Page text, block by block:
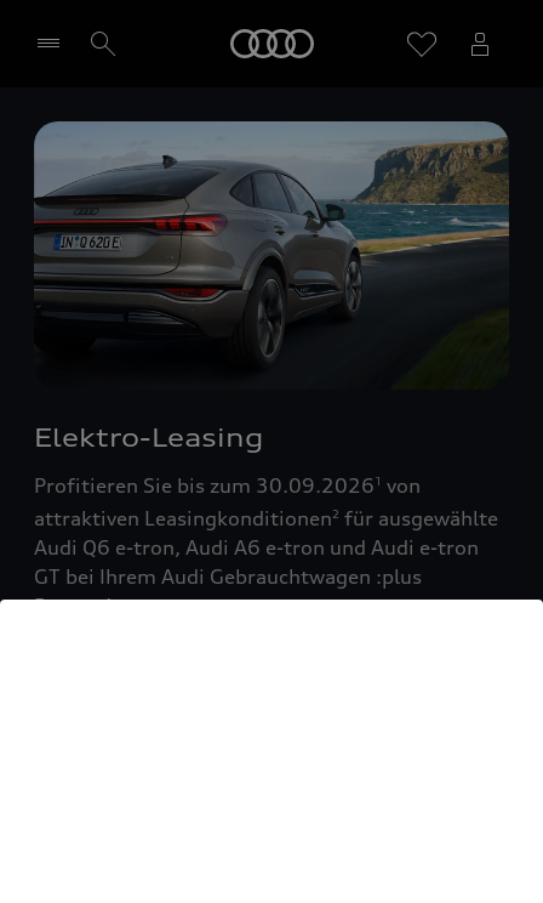
Händler wählen
Elektro-Leasing
Profitieren Sie bis zum 30.09.20261 von
attraktiven Leasingkonditionen2 für ausgewählte
Audi Q6 e-tron, Audi A6 e-tron und Audi e-tron
GT bei Ihrem Audi Gebrauchtwagen :plus
Partner!